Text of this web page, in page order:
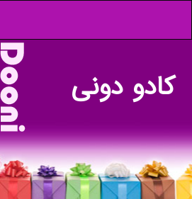
كادو دونی